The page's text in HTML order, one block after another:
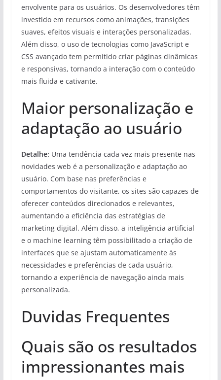
envolvente para os usuários. Os desenvolvedores têm
investido em recursos como animações, transições
suaves, efeitos visuais e interações personalizadas.
Além disso, o uso de tecnologias como JavaScript e
CSS avançado tem permitido criar páginas dinâmicas
e responsivas, tornando a interação com o conteúdo
mais fluida e cativante.
Maior personalização e
adaptação ao usuário
Detalhe: Uma tendência cada vez mais presente nas
novidades web é a personalização e adaptação ao
usuário. Com base nas preferências e
comportamentos do visitante, os sites são capazes de
oferecer conteúdos direcionados e relevantes,
aumentando a eficiência das estratégias de
marketing digital. Além disso, a inteligência artificial
e o machine learning têm possibilitado a criação de
interfaces que se ajustam automaticamente às
necessidades e preferências de cada usuário,
tornando a experiência de navegação ainda mais
personalizada.
Duvidas Frequentes
Quais são os resultados
impressionantes mais